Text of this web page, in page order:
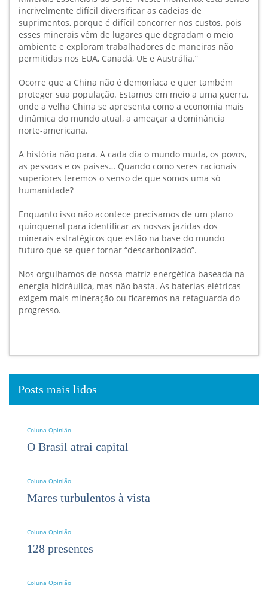
incrivelmente difícil diversificar as cadeias de
suprimentos, porque é difícil concorrer nos custos, pois
esses minerais vêm de lugares que degradam o meio
ambiente e exploram trabalhadores de maneiras não
permitidas nos EUA, Canadá, UE e Austrália.”
Ocorre que a China não é demoníaca e quer também
proteger sua população. Estamos em meio a uma guerra,
onde a velha China se apresenta como a economia mais
dinâmica do mundo atual, a ameaçar a dominância
norte-americana.
A história não para. A cada dia o mundo muda, os povos,
as pessoas e os países… Quando como seres racionais
superiores teremos o senso de que somos uma só
humanidade?
Enquanto isso não acontece precisamos de um plano
quinquenal para identificar as nossas jazidas dos
minerais estratégicos que estão na base do mundo
futuro que se quer tornar “descarbonizado”.
Nos orgulhamos de nossa matriz energética baseada na
energia hidráulica, mas não basta. As baterias elétricas
exigem mais mineração ou ficaremos na retaguarda do
progresso.
Posts mais lidos
Coluna Opinião
O Brasil atrai capital
Coluna Opinião
Mares turbulentos à vista
Coluna Opinião
128 presentes
Coluna Opinião